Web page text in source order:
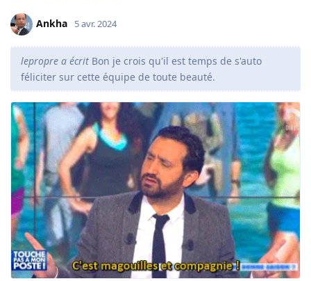
Ankha 5 avr. 2024
lepropre a écrit Bon je crois qu'il est temps de s'auto
féliciter sur cette équipe de toute beauté.